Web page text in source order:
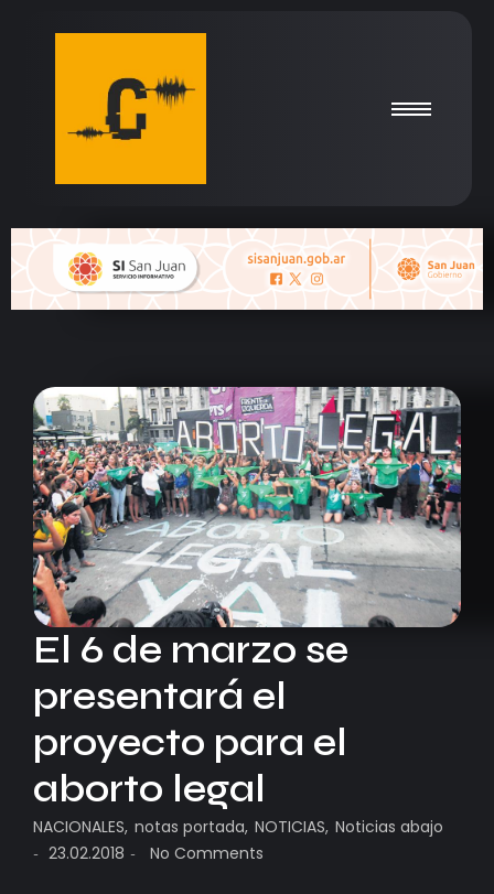
El 6 de marzo se
presentará el
proyecto para el
aborto legal
NACIONALES, notas portada, NOTICIAS, Noticias abajo
- 23.02.2018 - No Comments